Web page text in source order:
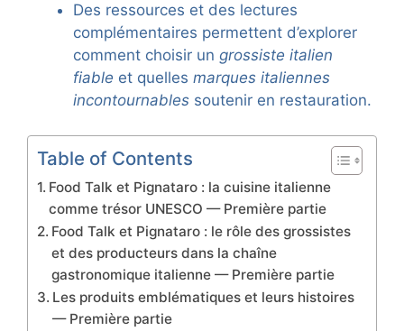
Des ressources et des lectures
complémentaires permettent d’explorer
comment choisir un grossiste italien
fiable et quelles marques italiennes
incontournables soutenir en restauration.
Table of Contents
Food Talk et Pignataro : la cuisine italienne
comme trésor UNESCO — Première partie
Food Talk et Pignataro : le rôle des grossistes
et des producteurs dans la chaîne
gastronomique italienne — Première partie
Les produits emblématiques et leurs histoires
— Première partie